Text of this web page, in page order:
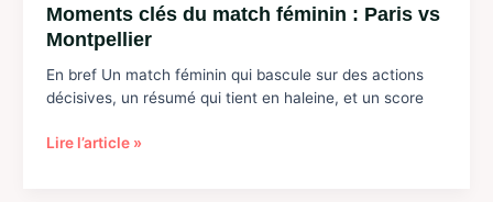
Moments clés du match féminin : Paris vs
Montpellier
En bref Un match féminin qui bascule sur des actions
décisives, un résumé qui tient en haleine, et un score
Moments
Lire l’article »